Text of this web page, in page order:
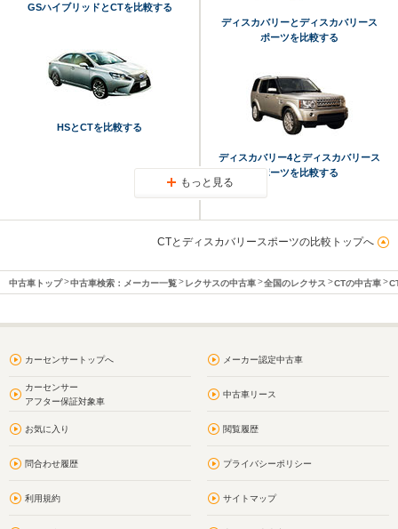
GSハイブリッドとCTを比較する
HSとCTを比較する
ディスカバリーとディスカバリース
ポーツを比較する
ディスカバリー4とディスカバリース
ポーツを比較する
もっと見る
CTとディスカバリースポーツの比較トップへ
中古車トップ 中古車検索：メーカー一覧 レクサスの中古車 全国のレクサス CTの中古車
カーセンサートップへ メーカー認定中古車
カーセンサー
アフター保証対象車
中古車リース
お気に入り 閲覧履歴
問合わせ履歴 プライバシーポリシー
利用規約 サイトマップ